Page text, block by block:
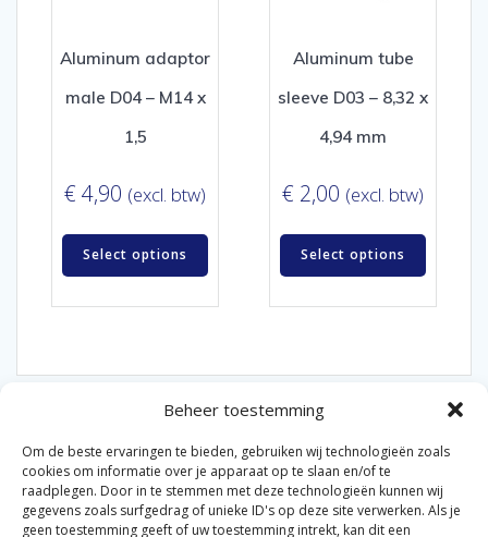
Beheer toestemming
Om de beste ervaringen te bieden, gebruiken wij technologieën zoals
cookies om informatie over je apparaat op te slaan en/of te
raadplegen. Door in te stemmen met deze technologieën kunnen wij
gegevens zoals surfgedrag of unieke ID's op deze site verwerken. Als je
geen toestemming geeft of uw toestemming intrekt, kan dit een
Aluminum adaptor
male D04 – M14 x
1,5
€ 4,90 (excl. btw)
Select options
Aluminum tube
sleeve D03 – 8,32 x
4,94 mm
€ 2,00 (excl. btw)
Select options
© 2026 Van der Bel Las en Radiateurenbedrijf.